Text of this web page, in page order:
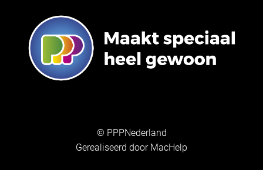
© PPPNederland
Gerealiseerd doorMacHelp